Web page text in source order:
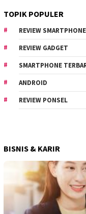
TOPIK POPULER
REVIEW SMARTPHONE
REVIEW GADGET
SMARTPHONE
ANDROID
REVIEW PONSEL
BISNIS & KARIR